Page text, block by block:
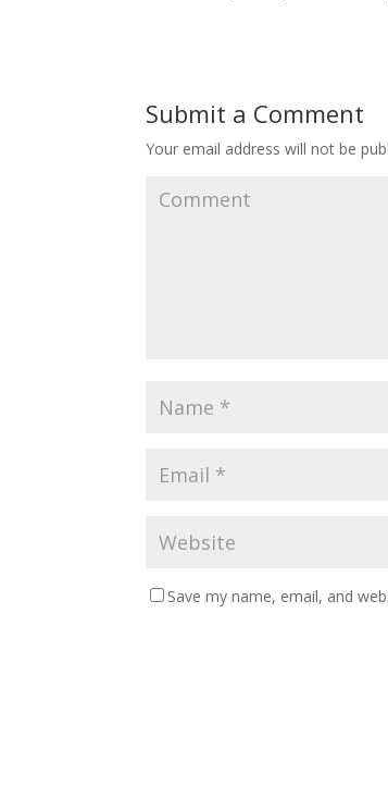
Submit a Comment
Your email address will not be
Save my name, email, and